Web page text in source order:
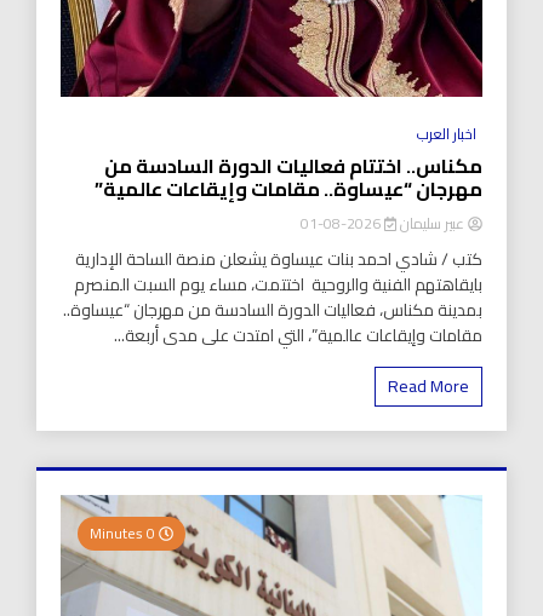
اخبار العرب
مكناس.. اختتام فعاليات الدورة السادسة من
مهرجان “عيساوة.. مقامات وإيقاعات عالمية”
عبير سليمان 2026-08-01
كتب / شادي احمد بنات عيساوة يشعلن منصة الساحة الإدارية
بايقاهتهم الفنية والروحية اختتمت، مساء يوم السبت المنصرم
بمدينة مكناس، فعاليات الدورة السادسة من مهرجان “عيساوة..
مقامات وإيقاعات عالمية”، التي امتدت على مدى أربعة...
Read More